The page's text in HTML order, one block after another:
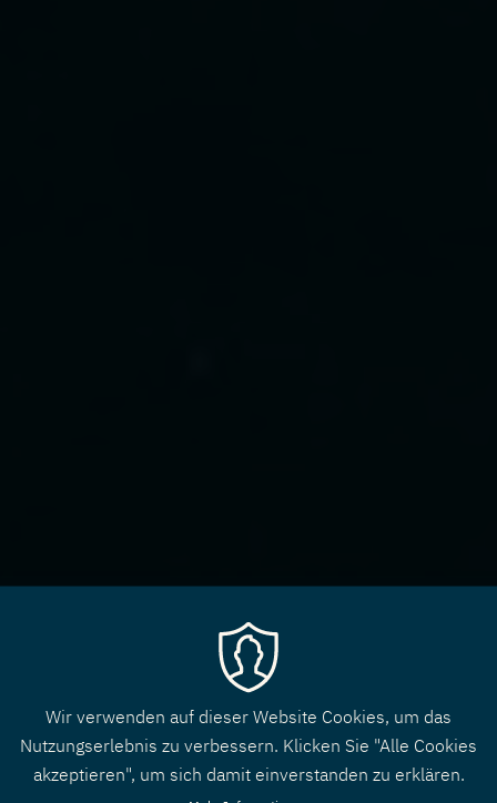
Wir verwenden auf dieser Website Cookies, um das
Nutzungserlebnis zu verbessern. Klicken Sie "Alle Cookies
akzeptieren", um sich damit einverstanden zu erklären.